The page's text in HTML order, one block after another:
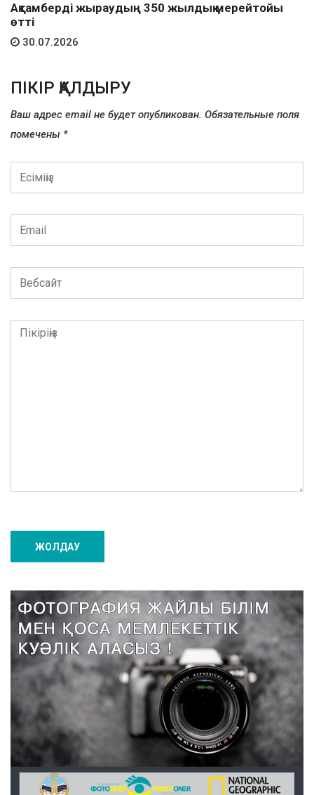
Ақтамберді жыраудың 350 жылдық мерейтойы
өтті
30.07.2026
ПІКІР ҚАЛДЫРУ
Ваш адрес email не будет опубликован. Обязательные поля
помечены *